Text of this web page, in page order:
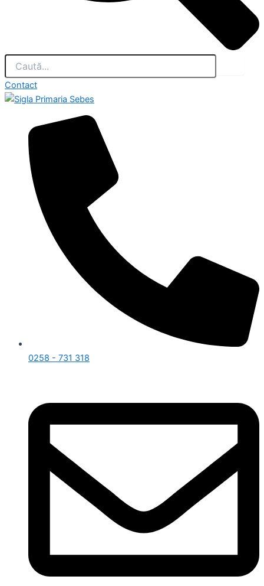
Contact
0258 - 731 318